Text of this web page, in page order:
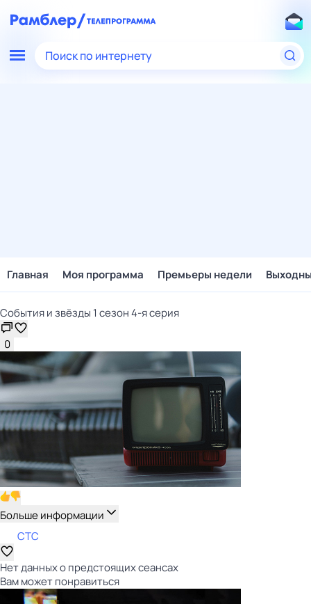
Поиск по интернету
Главная Моя программа Премьеры недели
События и звёзды 1 сезон 4-я серия
0
Больше информации
СТС
Нет данных о предстоящих сеансах
Вам может понравиться